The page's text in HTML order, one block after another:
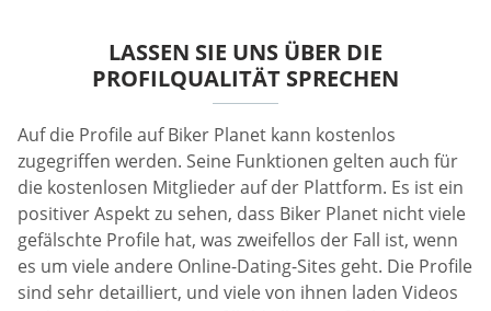
LASSEN SIE UNS ÜBER DIE
PROFILQUALITÄT SPRECHEN
Auf die Profile auf Biker Planet kann kostenlos
zugegriffen werden. Seine Funktionen gelten auch für
die kostenlosen Mitglieder auf der Plattform. Es ist ein
positiver Aspekt zu sehen, dass Biker Planet nicht viele
gefälschte Profile hat, was zweifellos der Fall ist, wenn
es um viele andere Online-Dating-Sites geht. Die Profile
sind sehr detailliert, und viele von ihnen laden Videos